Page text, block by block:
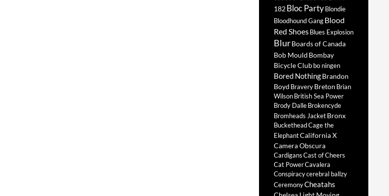
182 Bloc PartyBlondie
Bloodhound GangBlood
Red ShoesBlues Explosion
BlurBoards of Canada
Bob Mould Bombay
Bicycle Clubbo ningen
Bored NothingBrandon
Boyd BraveryBreton Brian
WilsonBritish Sea Power
Brody DalleBrokencyde
Bromheads JacketBronx
BucketheadCage the
ElephantCalifornia X
Camera Obscura
CardigansCast of Cheers
Cat PowerCavalera
Conspiracycerebral ballzy
CeremonyCheatahs